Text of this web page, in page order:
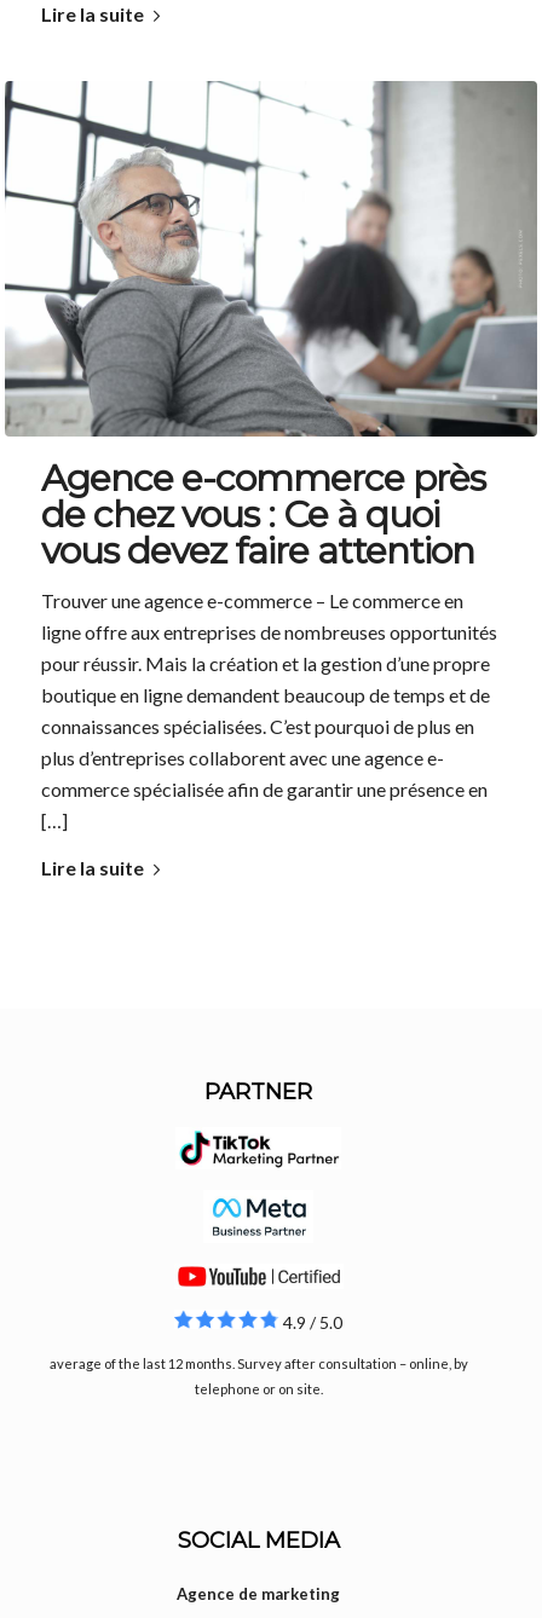
Lire la suite
Agence e-commerce près
de chez vous : Ce à quoi
vous devez faire attention
Trouver une agence e-commerce – Le commerce en
ligne offre aux entreprises de nombreuses opportunités
pour réussir. Mais la création et la gestion d’une propre
boutique en ligne demandent beaucoup de temps et de
connaissances spécialisées. C’est pourquoi de plus en
plus d’entreprises collaborent avec une agence e-
commerce spécialisée afin de garantir une présence en
[…]
Lire la suite
PARTNER
4.9 / 5.0
average of the last 12 months. Survey after consultation – online, by
telephone or on site.
SOCIAL MEDIA
Agence de marketing